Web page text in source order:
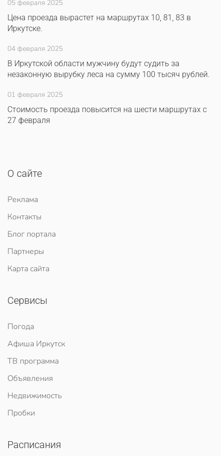
05 февраля 2025
Цена проезда вырастет на маршрутах 10, 81, 83 в
Иркутске.
04 февраля 2025
В Иркутской области мужчину будут судить за
незаконную вырубку леса на сумму 100 тысяч рублей.
01 февраля 2025
Стоимость проезда повысится на шести маршрутах с
27 февраля
О сайте
Реклама
Контакты
Блог портала
Партнеры
Карта сайта
Сервисы
Погода
Афиша Иркутск
ТВ программа
Объявления
Недвижимость
Пробки
Расписания